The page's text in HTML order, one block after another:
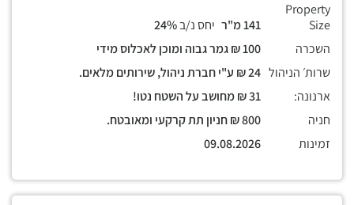
Property
Size
יחס נ/ב
השכרה
שרות׳ הניהול
ארנונה:
חניה
זמינות